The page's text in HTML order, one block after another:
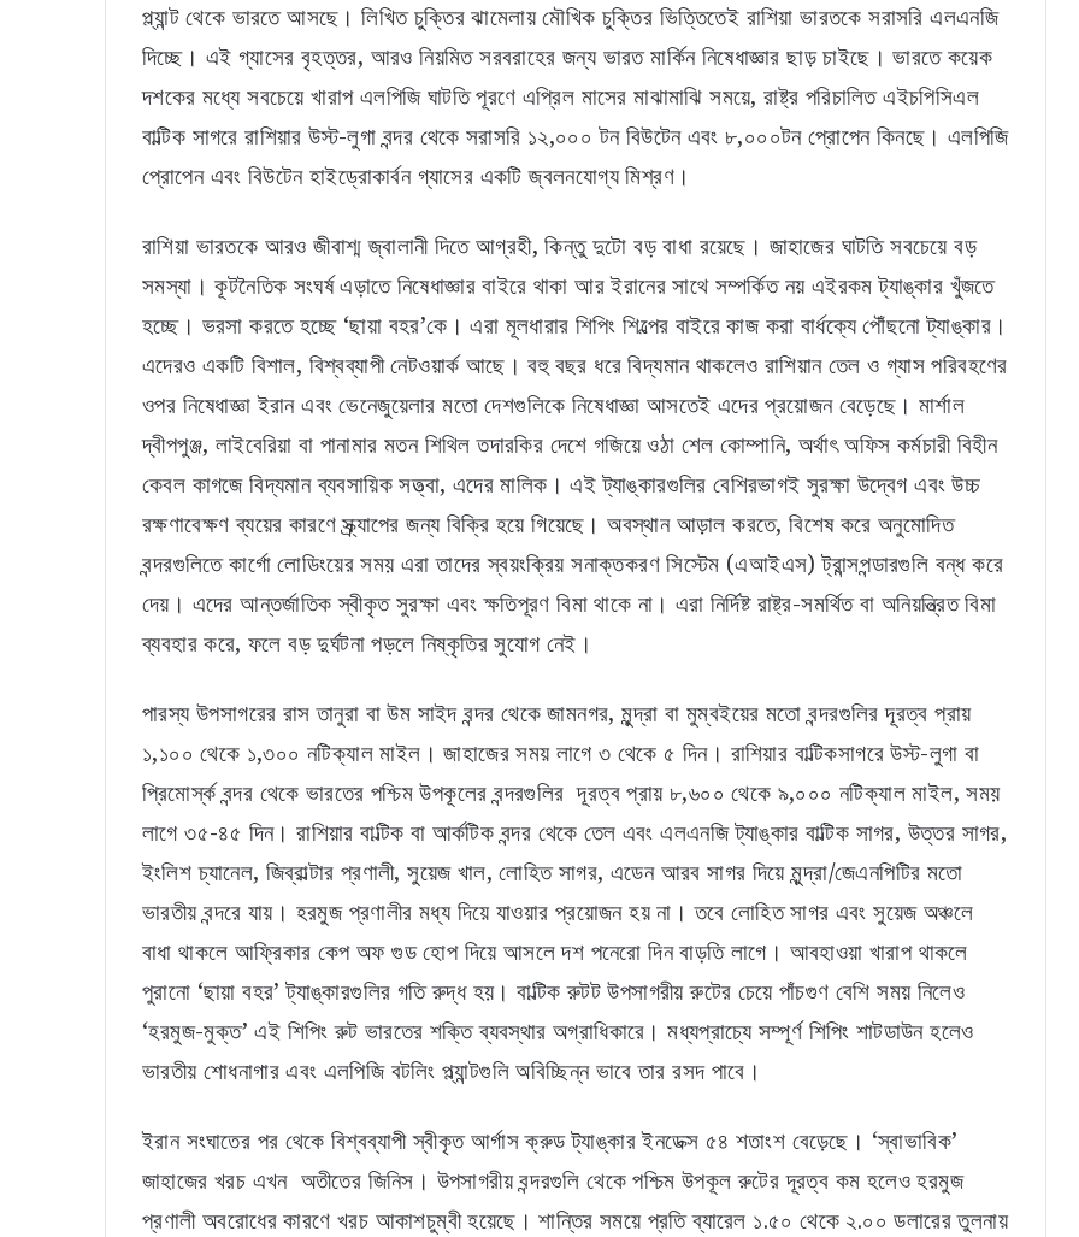
প্ল্যান্ট থেকে ভারতে আসছে। লিখিত চুক্তির ঝামেলায় মৌখিক চুক্তির ভিত্তিতেই রাশিয়া ভারতকে সরাসরি এলএনজি
দিচ্ছে। এই গ্যাসের বৃহত্তর, আরও নিয়মিত সরবরাহের জন্য ভারত মার্কিন নিষেধাজ্ঞার ছাড় চাইছে। ভারতে কয়েক
দশকের মধ্যে সবচেয়ে খারাপ এলপিজি ঘাটতি পূরণে এপ্রিল মাসের মাঝামাঝি সময়ে, রাষ্ট্র পরিচালিত এইচপিসিএল
বাল্টিক সাগরে রাশিয়ার উস্ট-লুগা বন্দর থেকে সরাসরি ১২,০০০ টন বিউটেন এবং ৮,০০০টন প্রোপেন কিনছে। এলপিজি
প্রোপেন এবং বিউটেন হাইড্রোকার্বন গ্যাসের একটি জ্বলনযোগ্য মিশ্রণ।
রাশিয়া ভারতকে আরও জীবাশ্ম জ্বালানী দিতে আগ্রহী, কিন্তু দুটো বড় বাধা রয়েছে। জাহাজের ঘাটতি সবচেয়ে বড়
সমস্যা। কূটনৈতিক সংঘর্ষ এড়াতে নিষেধাজ্ঞার বাইরে থাকা আর ইরানের সাথে সম্পর্কিত নয় এইরকম ট্যাঙ্কার খুঁজতে
হচ্ছে। ভরসা করতে হচ্ছে ‘ছায়া বহর’কে। এরা মূলধারার শিপিং শিল্পের বাইরে কাজ করা বার্ধক্যে পৌঁছনো ট্যাঙ্কার।
এদেরও একটি বিশাল, বিশ্বব্যাপী নেটওয়ার্ক আছে। বহু বছর ধরে বিদ্যমান থাকলেও রাশিয়ান তেল ও গ্যাস পরিবহণের
ওপর নিষেধাজ্ঞা ইরান এবং ভেনেজুয়েলার মতো দেশগুলিকে নিষেধাজ্ঞা আসতেই এদের প্রয়োজন বেড়েছে। মার্শাল
দ্বীপপুঞ্জ, লাইবেরিয়া বা পানামার মতন শিথিল তদারকির দেশে গজিয়ে ওঠা শেল কোম্পানি, অর্থাৎ অফিস কর্মচারী বিহীন
কেবল কাগজে বিদ্যমান ব্যবসায়িক সত্ত্বা, এদের মালিক। এই ট্যাঙ্কারগুলির বেশিরভাগই সুরক্ষা উদ্বেগ এবং উচ্চ
রক্ষণাবেক্ষণ ব্যয়ের কারণে স্ক্র্যাপের জন্য বিক্রি হয়ে গিয়েছে। অবস্থান আড়াল করতে, বিশেষ করে অনুমোদিত
বন্দরগুলিতে কার্গো লোডিংয়ের সময় এরা তাদের স্বয়ংক্রিয় সনাক্তকরণ সিস্টেম (এআইএস) ট্রান্সপন্ডারগুলি বন্ধ করে
দেয়। এদের আন্তর্জাতিক স্বীকৃত সুরক্ষা এবং ক্ষতিপূরণ বিমা থাকে না। এরা নির্দিষ্ট রাষ্ট্র-সমর্থিত বা অনিয়ন্ত্রিত বিমা
ব্যবহার করে, ফলে বড় দুর্ঘটনা পড়লে নিষ্কৃতির সুযোগ নেই।
পারস্য উপসাগরের রাস তানুরা বা উম সাইদ বন্দর থেকে জামনগর, মুন্দ্রা বা মুম্বইয়ের মতো বন্দরগুলির দূরত্ব প্রায়
১,১০০ থেকে ১,৩০০ নটিক্যাল মাইল। জাহাজের সময় লাগে ৩ থেকে ৫ দিন। রাশিয়ার বাল্টিকসাগরে উস্ট-লুগা বা
প্রিমোর্স্ক বন্দর থেকে ভারতের পশ্চিম উপকূলের বন্দরগুলির দূরত্ব প্রায় ৮,৬০০ থেকে ৯,০০০ নটিক্যাল মাইল, সময়
লাগে ৩৫-৪৫ দিন। রাশিয়ার বাল্টিক বা আর্কটিক বন্দর থেকে তেল এবং এলএনজি ট্যাঙ্কার বাল্টিক সাগর, উত্তর সাগর,
ইংলিশ চ্যানেল, জিব্রাল্টার প্রণালী, সুয়েজ খাল, লোহিত সাগর, এডেন আরব সাগর দিয়ে মুন্দ্রা/জেএনপিটির মতো
ভারতীয় বন্দরে যায়। হরমুজ প্রণালীর মধ্য দিয়ে যাওয়ার প্রয়োজন হয় না। তবে লোহিত সাগর এবং সুয়েজ অঞ্চলে
বাধা থাকলে আফ্রিকার কেপ অফ গুড হোপ দিয়ে আসলে দশ পনেরো দিন বাড়তি লাগে। আবহাওয়া খারাপ থাকলে
পুরানো ‘ছায়া বহর’ ট্যাঙ্কারগুলির গতি রুদ্ধ হয়। বাল্টিক রুটট উপসাগরীয় রুটের চেয়ে পাঁচগুণ বেশি সময় নিলেও
‘হরমুজ-মুক্ত’ এই শিপিং রুট ভারতের শক্তি ব্যবস্থার অগ্রাধিকারে। মধ্যপ্রাচ্যে সম্পূর্ণ শিপিং শাটডাউন হলেও
ভারতীয় শোধনাগার এবং এলপিজি বটলিং প্ল্যান্টগুলি অবিচ্ছিন্ন ভাবে তার রসদ পাবে।
ইরান সংঘাতের পর থেকে বিশ্বব্যাপী স্বীকৃত আর্গাস ক্রুড ট্যাঙ্কার ইনডেক্স ৫৪ শতাংশ বেড়েছে। ‘স্বাভাবিক’
জাহাজের খরচ এখন অতীতের জিনিস। উপসাগরীয় বন্দরগুলি থেকে পশ্চিম উপকূল রুটের দূরত্ব কম হলেও হরমুজ
প্রণালী অবরোধের কারণে খরচ আকাশচুম্বী হয়েছে। শান্তির সময়ে প্রতি ব্যারেল ১.৫০ থেকে ২.০০ ডলারের তুলনায়